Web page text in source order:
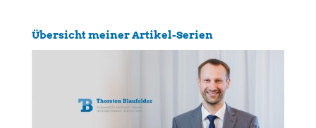
Übersicht meiner Artikel-Serien